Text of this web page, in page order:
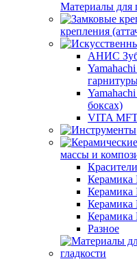
Материалы для
крепления
АНИС
боксах)
VITA
массы и
Керамика
Керамика
Керамика
Керамика
Разное